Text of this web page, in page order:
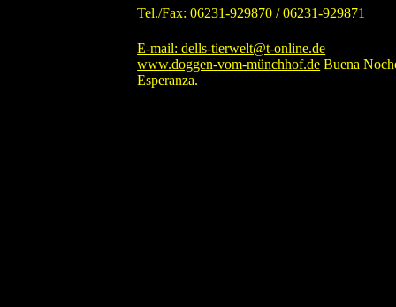
Tel./Fax: 06231-929870 / 06231-929871
E-mail: dells-tierwelt@t-online.de
www.doggen-vom-münchhof.de Buena
Esperanza.